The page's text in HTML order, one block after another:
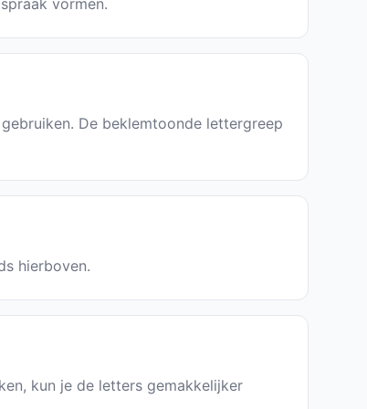
vormen.
De beklemtoonde lettergreep
hierboven.
kun je de letters gemakkelijker